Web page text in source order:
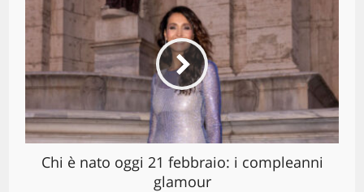
Chi è nato oggi 21 febbraio: i compleanni
glamour